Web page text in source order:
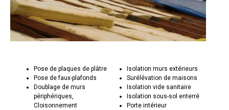
Pose de plaques de plâtre
Pose de faux-plafonds
Doublage de murs
périphériques,
Cloisonnement
Isolation murs extérieurs
Surélévation de maisons
Isolation vide sanitaire
Isolation sous-sol enterré
Porte intérieur